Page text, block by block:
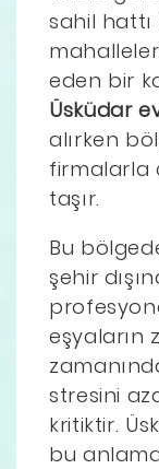
sahil
eden bir
Üsküdar
alırken
firmalarla
taşır.
Bu
şehir
eşyaların
stresini
kritiktir.
bu